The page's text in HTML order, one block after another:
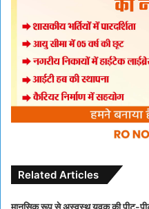
Related Articles
मानसिक रूप से अस्वस्थ युवक की पीट-